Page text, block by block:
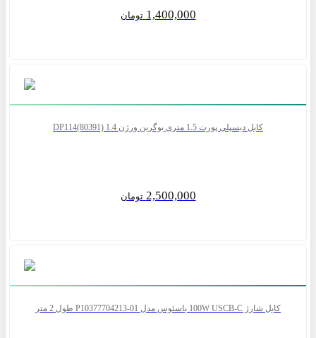
1,400,000 تومان
کابل دیسپلی پورت 1.5 متری یوگرین ورژن 1.4 DP114(80391)
2,500,000 تومان
کابل شارژ 100W USCB-C باسئوس مدل P10377704213-01 طول 2 متر